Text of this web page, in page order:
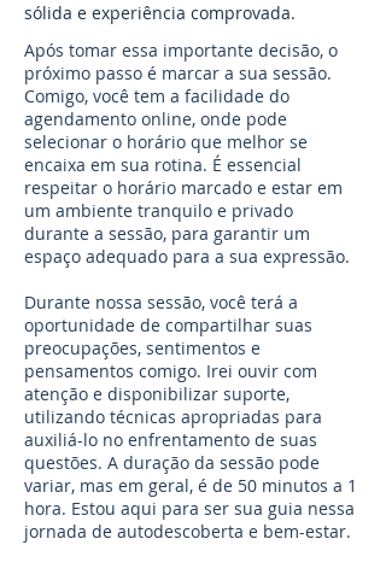
sólida e experiência comprovada.
Após tomar essa importante decisão, o
próximo passo é marcar a sua sessão.
Comigo, você tem a facilidade do
agendamento online, onde pode
selecionar o horário que melhor se
encaixa em sua rotina. É essencial
respeitar o horário marcado e estar em
um ambiente tranquilo e privado
durante a sessão, para garantir um
espaço adequado para a sua expressão.
Durante nossa sessão, você terá a
oportunidade de compartilhar suas
preocupações, sentimentos e
pensamentos comigo. Irei ouvir com
atenção e disponibilizar suporte,
utilizando técnicas apropriadas para
auxiliá-lo no enfrentamento de suas
questões. A duração da sessão pode
variar, mas em geral, é de 50 minutos a 1
hora. Estou aqui para ser sua guia nessa
jornada de autodescoberta e bem-estar.